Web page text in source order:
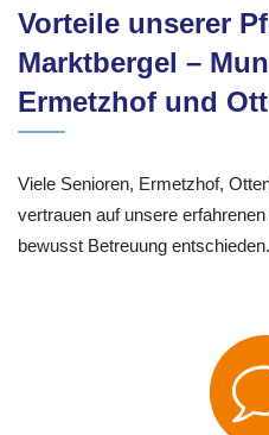
Vorteile unserer
Marktbergel –
Ermetzhof und
Viele Senioren, Ermetzhof,
vertrauen auf unsere
bewusst Betreuung entschieden.